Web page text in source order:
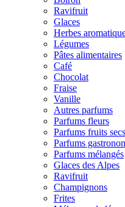
Ravifruit
Glaces
Herbes
Légumes
Pâtes alimentaires
Café
Chocolat
Fraise
Vanille
Autres parfums
Parfums fleurs
Parfums fruits secs
Parfums
Parfums mélangés
Glaces des Alpes
Ravifruit
Champignons
Frites